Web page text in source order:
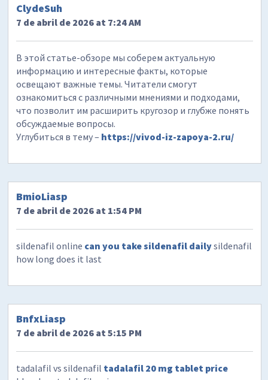
ClydeSuh
7 de abril de 2026 at 7:24 AM
В этой статье-обзоре мы соберем актуальную
информацию и интересные факты, которые
освещают важные темы. Читатели смогут
ознакомиться с различными мнениями и подходами,
что позволит им расширить кругозор и глубже понять
обсуждаемые вопросы.
Углубиться в тему – https://vivod-iz-zapoya-2.ru/
BmioLiasp
7 de abril de 2026 at 1:54 PM
sildenafil online can you take sildenafil dailysildenafil
how long does it last
BnfxLiasp
7 de abril de 2026 at 5:15 PM
tadalafil vs sildenafil tadalafil 20 mg tablet price